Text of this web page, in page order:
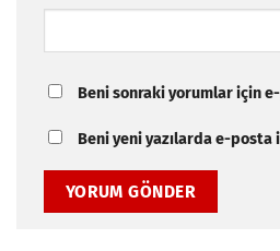
Beni sonraki yorumlar için
Beni yeni yazılarda e-